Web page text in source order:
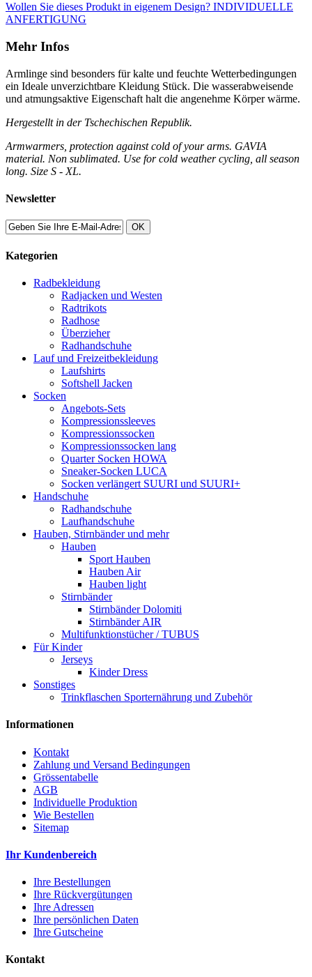
Wollen Sie dieses Produkt in eigenem Design? INDIVIDUELLE
ANFERTIGUNG
Mehr Infos
Armlinge sind besonders für kalte und feuchte Wetterbedingungen
ein Ideale unverzichtbare Kleidung Stück. Die wasserabweisende
und atmungsaktive Eigenschaft halt die angenehme Körper wärme.
Hergestellt in der Tschechischen Republik.
Armwarmers, protection against cold of your arms. GAVIA
material. Non sublimated. Use for cold weather cycling, all season
long. Size S - XL.
Newsletter
OK
Kategorien
Radbekleidung
Radjacken und Westen
Radtrikots
Radhose
Überzieher
Radhandschuhe
Lauf und Freizeitbekleidung
Laufshirts
Softshell Jacken
Socken
Angebots-Sets
Kompressionssleeves
Kompressionssocken
Kompressionssocken lang
Quarter Socken HOWA
Sneaker-Socken LUCA
Socken verlängert SUURI und SUURI+
Handschuhe
Radhandschuhe
Laufhandschuhe
Hauben, Stirnbänder und mehr
Hauben
Sport Hauben
Hauben Air
Hauben light
Stirnbänder
Stirnbänder Dolomiti
Stirnbänder AIR
Multifunktionstücher / TUBUS
Für Kinder
Jerseys
Kinder Dress
Sonstiges
Trinkflaschen Sporternährung und Zubehör
Informationen
Kontakt
Zahlung und Versand Bedingungen
Grössentabelle
AGB
Individuelle Produktion
Wie Bestellen
Sitemap
Ihr Kundenbereich
Ihre Bestellungen
Ihre Rückvergütungen
Ihre Adressen
Ihre persönlichen Daten
Ihre Gutscheine
Kontakt